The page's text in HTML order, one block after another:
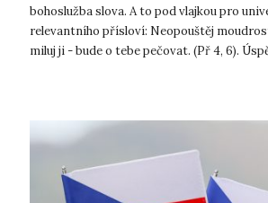
bohoslužba slova. A to pod vlajkou pro
relevantního přísloví: Neopouštěj
miluj ji - bude o tebe pečovat. (Př 4, 6).